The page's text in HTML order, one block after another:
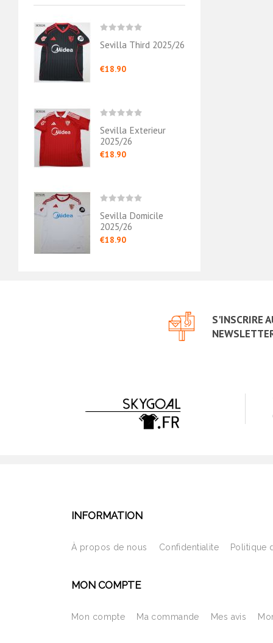
Sevilla Third 2025/26
€18.90
Sevilla Exterieur
2025/26
€18.90
Sevilla Domicile
2025/26
€18.90
S'INSCRIRE
INFORMATION
À propos de nous Confidentialite Politique
MON COMPTE
Mon compte Ma commande Mes avis